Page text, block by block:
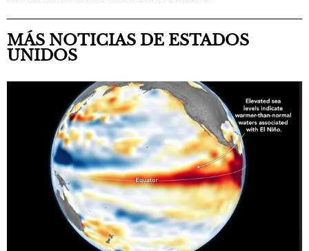
MÁS NOTICIAS DE ESTADOS
UNIDOS